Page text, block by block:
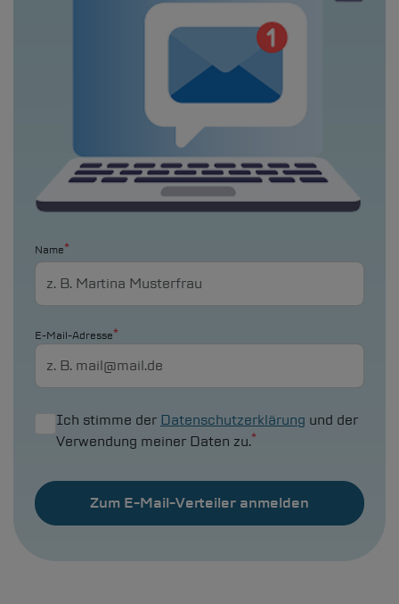
Name
E-Mail-Adresse
Ich stimme der Datenschutzerklärung und der
Verwendung meiner Daten zu.